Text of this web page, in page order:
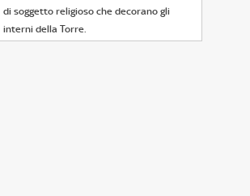
di soggetto religioso che decorano gli
interni della Torre.